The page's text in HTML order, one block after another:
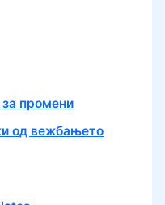
промени
од вежбањето